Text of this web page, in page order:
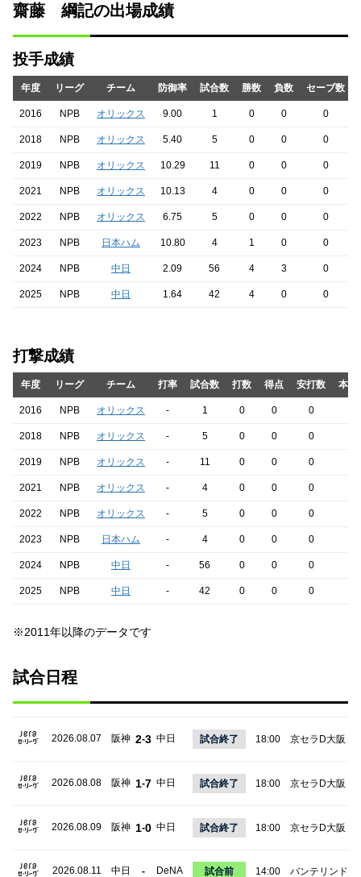
齋藤 綱記の出場成績
投手成績
年度 リーグ チーム 防御率 試合数 勝数 負数 セーブ数
2016 NPB オリックス 9.00 1 0 0 0
2018 NPB オリックス 5.40 5 0 0 0
2019 NPB オリックス 10.29 11 0 0 0
2021 NPB オリックス 10.13 4 0 0 0
2022 NPB オリックス 6.75 5 0 0 0
2023 NPB 日本ハム 10.80 4 1 0 0
2024 NPB 中日 2.09 56 4 3 0
2025 NPB 中日 1.64 42 4 0 0
打撃成績
年度 リーグ チーム 打率 試合数 打数 得点 安打数 本塁
2016 NPB オリックス - 1 0 0 0
2018 NPB オリックス - 5 0 0 0
2019 NPB オリックス - 11 0 0 0
2021 NPB オリックス - 4 0 0 0
2022 NPB オリックス - 5 0 0 0
2023 NPB 日本ハム - 4 0 0 0
2024 NPB 中日 - 56 0 0 0
2025 NPB 中日 - 42 0 0 0
※2011年以降のデータです
試合日程
2026.08.07 阪神 2-3 中日 試合終了 18:00 京セラD大阪
2026.08.08 阪神 1-7 中日 試合終了 18:00 京セラD大阪
2026.08.09 阪神 1-0 中日 試合終了 18:00 京セラD大阪
2026.08.11 中日 - DeNA 試合前 14:00 バンテリンドー